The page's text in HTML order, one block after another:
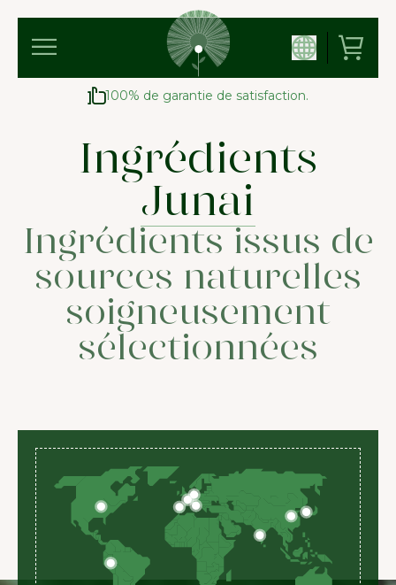
100% de garantie de satisfaction.
Ingrédients
Junai
Ingrédients issus de
sources naturelles
soigneusement
sélectionnées